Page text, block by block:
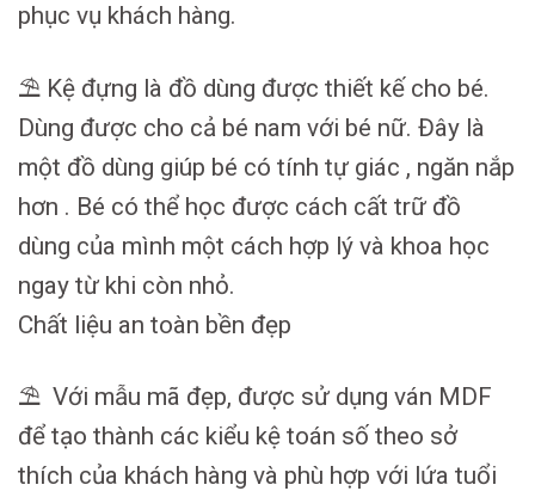
phục vụ khách hàng.
⛱ Kệ đựng là đồ dùng được thiết kế cho bé.
Dùng được cho cả bé nam với bé nữ. Đây là
một đồ dùng giúp bé có tính tự giác , ngăn nắp
hơn . Bé có thể học được cách cất trữ đồ
dùng của mình một cách hợp lý và khoa học
ngay từ khi còn nhỏ.
Chất liệu an toàn bền đẹp
⛱ Với mẫu mã đẹp, được sử dụng ván MDF
để tạo thành các kiểu kệ toán số theo sở
thích của khách hàng và phù hợp với lứa tuổi